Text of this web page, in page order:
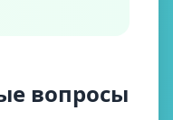
вопросы